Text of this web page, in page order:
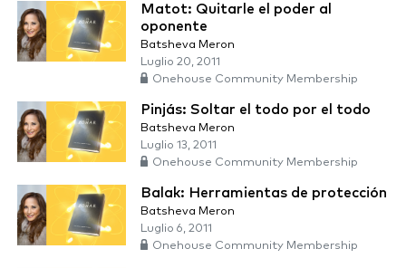
Matot: Quitarle el poder al
oponente
Batsheva Meron
Luglio 20, 2011
Onehouse Community Membership
Pinjás: Soltar el todo por el todo
Batsheva Meron
Luglio 13, 2011
Onehouse Community Membership
Balak: Herramientas de protección
Batsheva Meron
Luglio 6, 2011
Onehouse Community Membership